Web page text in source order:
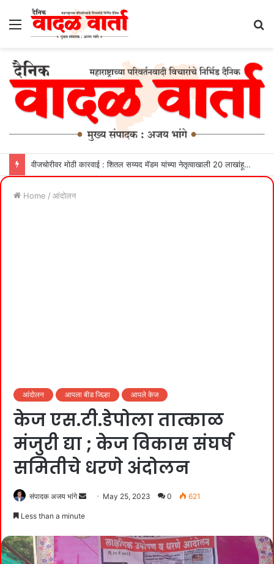
Menu
वीजचोरीवर मोठी कारवाई : शितल सय्यद मॅडम यांच्या नेतृत्वाखाली 20 लाखांहून अधिक महसूल वसूल
Home / आंदोलन
आंदोलन आपला बीड जिल्हा आपले केज
केज एस.टी.डेपोला तात्काळ
मंजुरी द्या ; केज विकास संघर्ष
समितीचे धरणे अंदोलन
संपादक अजय भांगे
Send May 25, 2023 0 621
Less than a minute